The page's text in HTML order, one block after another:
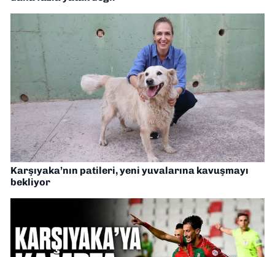
Karşıyaka’nın patileri, yeni yuvalarına kavuşmayı
bekliyor